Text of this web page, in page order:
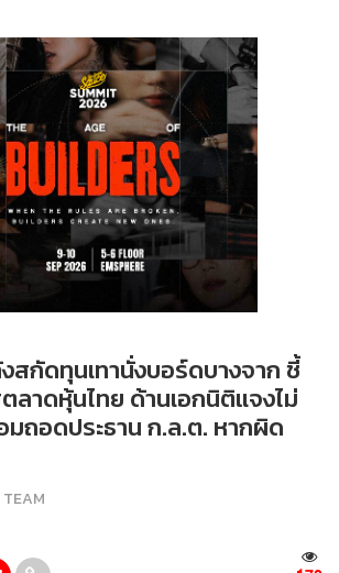
สกัดทุนเทานั่งบอร์ดบางจาก ชี้
ลาดหุ้นไทย ด้านเอกนิติแจงไม่
มถอดประธาน ก.ล.ต. หากผิด
TEAM